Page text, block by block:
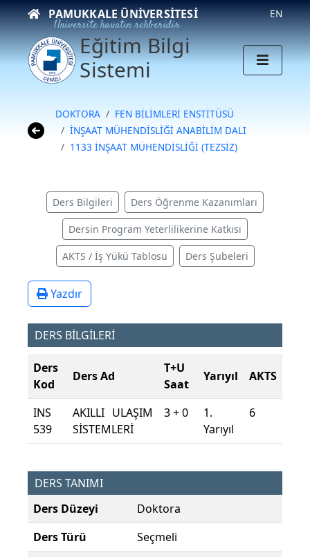
PAMUKKALE ÜNIVERSITESI
Üniversite hayatın rehberidir
EN
Eğitim Bilgi
Sistemi
DOKTORA
FEN BİLİMLERİ ENSTİTÜSÜ
İNŞAAT MÜHENDİSLİĞİ ANABİLİM DALI
1133 İNŞAAT MÜHENDİSLİĞİ (TEZSİZ)
Ders Bilgileri Ders Öğrenme Kazanımları
Dersin Program Yeterlilikerine Katkısı
AKTS / İş Yükü Tablosu Ders Şubeleri
Yazdır
DERS BİLGİLERİ
Ders
Kod
Ders Ad
T+U
Saat
Yarıyıl AKTS
INS
539
AKILLI ULAŞIM
SİSTEMLERİ
3 + 0
1.
Yarıyıl
6
DERS TANIMI
Ders Düzeyi
Doktora
Ders Türü
Seçmeli